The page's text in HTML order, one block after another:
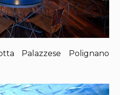
Palazzese Polignano